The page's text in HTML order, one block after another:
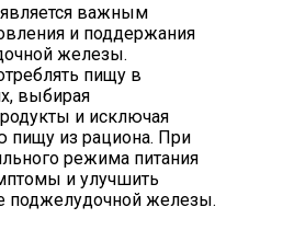
важным
и поддержания
железы.
пищу в
выбирая
и исключая
из рациона. При
режима питания
и улучшить
поджелудочной железы.